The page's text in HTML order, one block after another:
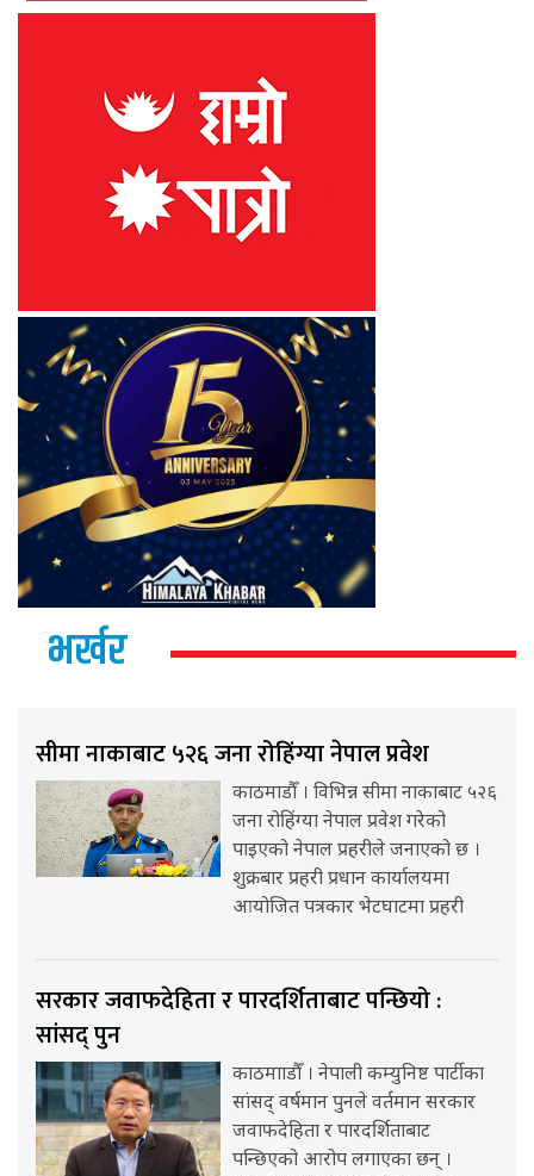
भर्खर
सीमा नाकाबाट ५२६ जना रोहिंग्या नेपाल प्रवेश
काठमाडौँ । विभिन्न सीमा नाकाबाट ५२६
जना रोहिंग्या नेपाल प्रवेश गरेको
पाइएको नेपाल प्रहरीले जनाएको छ ।
शुक्रबार प्रहरी प्रधान कार्यालयमा
आयोजित पत्रकार भेटघाटमा प्रहरी
सरकार जवाफदेहिता र पारदर्शिताबाट पन्छियो :
सांसद् पुन
काठमााडौँ । नेपाली कम्युनिष्ट पार्टीका
सांसद् वर्षमान पुनले वर्तमान सरकार
जवाफदेहिता र पारदर्शिताबाट
पन्छिएको आरोप लगाएका छन् ।